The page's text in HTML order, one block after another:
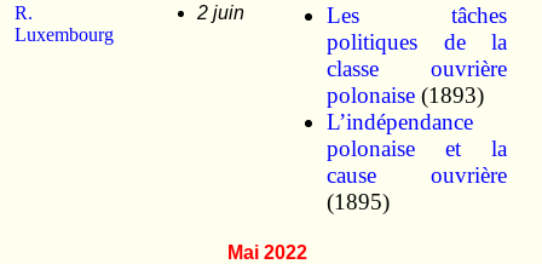
R.
Luxembourg
2 juin
Les tâches
politiques de la
classe ouvrière
polonaise(1893)
L’indépendance
polonaise et la
cause ouvrière
(1895)
Mai 2022